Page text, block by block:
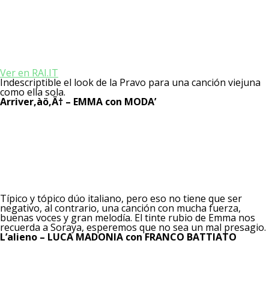
Ver en RAI.IT
Indescriptible el look de la Pravo para una canción viejuna
como ella sola.
Arriver‚àö‚Ä† – EMMA con MODA’
Típico y tópico dúo italiano, pero eso no tiene que ser
negativo, al contrario, una canción con mucha fuerza,
buenas voces y gran melodía. El tinte rubio de Emma nos
recuerda a Soraya, esperemos que no sea un mal presagio.
L’alieno – LUCA MADONIA con FRANCO BATTIATO